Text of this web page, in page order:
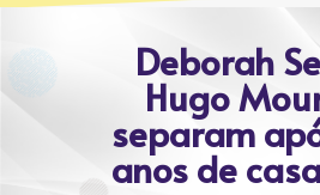
Deborah
Hugo
separam
anos de